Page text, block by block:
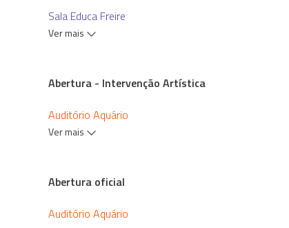
Sala Educa Freire
Ver mais
Abertura - Intervenção Artística
Auditório Aquário
Ver mais
Abertura oficial
Auditório Aquário